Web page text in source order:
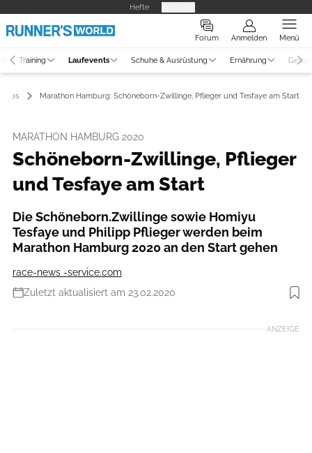
Hefte
Forum Anmelden Menü
Training Laufevents Schuhe & Ausrüstung Ernährung
Marathon Hamburg: Schöneborn-Zwillinge, Pflieger und Tesfaye am Start
MARATHON HAMBURG 2020
Schöneborn-Zwillinge, Pflieger
und Tesfaye am Start
Die Schöneborn.Zwillinge sowie Homiyu
Tesfaye und Philipp Pflieger werden beim
Marathon Hamburg 2020 an den Start gehen
race-news -service.com
Zuletzt aktualisiert am 23.02.2020
Foto: photorun.net
ANZEIGE